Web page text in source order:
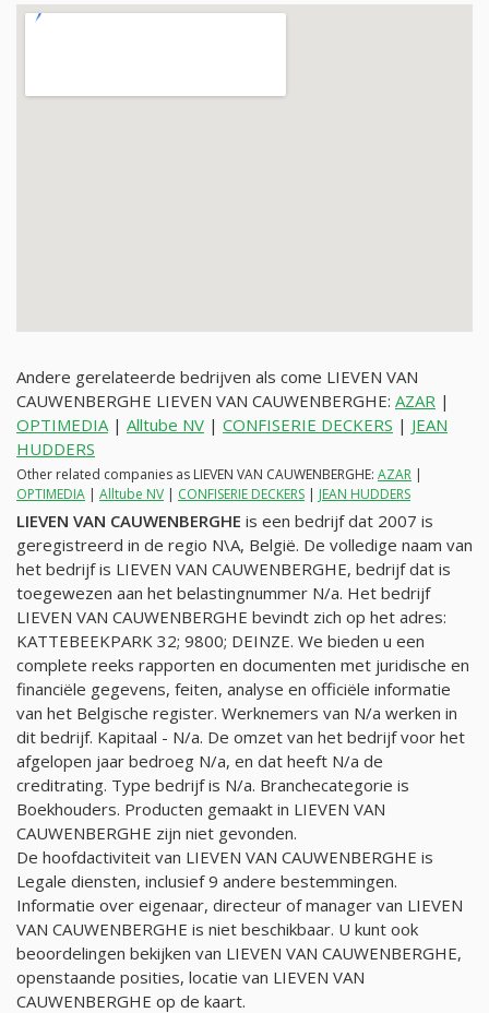
Andere gerelateerde bedrijven als come LIEVEN VAN
CAUWENBERGHE LIEVEN VAN CAUWENBERGHE: AZAR |
OPTIMEDIA| Alltube NV | CONFISERIE DECKERS | JEAN
HUDDERS
Other related companies as LIEVEN VAN CAUWENBERGHE: AZAR |
OPTIMEDIA | Alltube NV | CONFISERIE DECKERS | JEAN HUDDERS
LIEVEN VAN CAUWENBERGHE is een bedrijf dat 2007 is
geregistreerd in de regio N\A, België. De volledige naam van
het bedrijf is LIEVEN VAN CAUWENBERGHE, bedrijf dat is
toegewezen aan het belastingnummer N/a. Het bedrijf
LIEVEN VAN CAUWENBERGHE bevindt zich op het adres:
KATTEBEEKPARK 32; 9800; DEINZE. We bieden u een
complete reeks rapporten en documenten met juridische en
financiële gegevens, feiten, analyse en officiële informatie
van het Belgische register. Werknemers van N/a werken in
dit bedrijf. Kapitaal - N/a. De omzet van het bedrijf voor het
afgelopen jaar bedroeg N/a, en dat heeft N/a de
creditrating. Type bedrijf is N/a. Branchecategorie is
Boekhouders. Producten gemaakt in LIEVEN VAN
CAUWENBERGHE zijn niet gevonden.
De hoofdactiviteit van LIEVEN VAN CAUWENBERGHE is
Legale diensten, inclusief 9 andere bestemmingen.
Informatie over eigenaar, directeur of manager van LIEVEN
VAN CAUWENBERGHE is niet beschikbaar. U kunt ook
beoordelingen bekijken van LIEVEN VAN CAUWENBERGHE,
openstaande posities, locatie van LIEVEN VAN
CAUWENBERGHE op de kaart.